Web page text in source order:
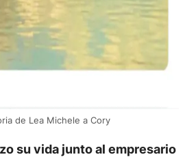
de Lea Michele a Cory
su vida junto al empresario